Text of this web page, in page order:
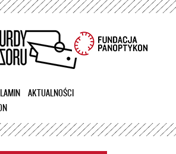
Przejdź
treści
AKTUALNOŚCI